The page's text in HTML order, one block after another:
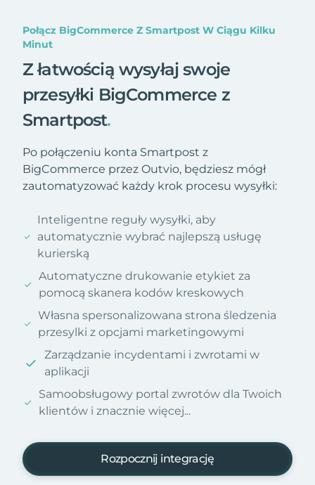
Połącz BigCommerce Z Smartpost W Ciągu Kilku
Minut
Z łatwością wysyłaj swoje
przesyłki BigCommerce z
Smartpost.
Po połączeniu konta Smartpost z
BigCommerce przez Outvio, będziesz mógł
zautomatyzować każdy krok procesu wysyłki:
Inteligentne reguły wysyłki, aby
automatycznie wybrać najlepszą usługę
kurierską
Automatyczne drukowanie etykiet za
pomocą skanera kodów kreskowych
Własna spersonalizowana strona śledzenia
przesylki z opcjami marketingowymi
Zarządzanie incydentami i zwrotami w
aplikacji
Samoobsługowy portal zwrotów dla Twoich
klientów i znacznie więcej...
Rozpocznij integrację